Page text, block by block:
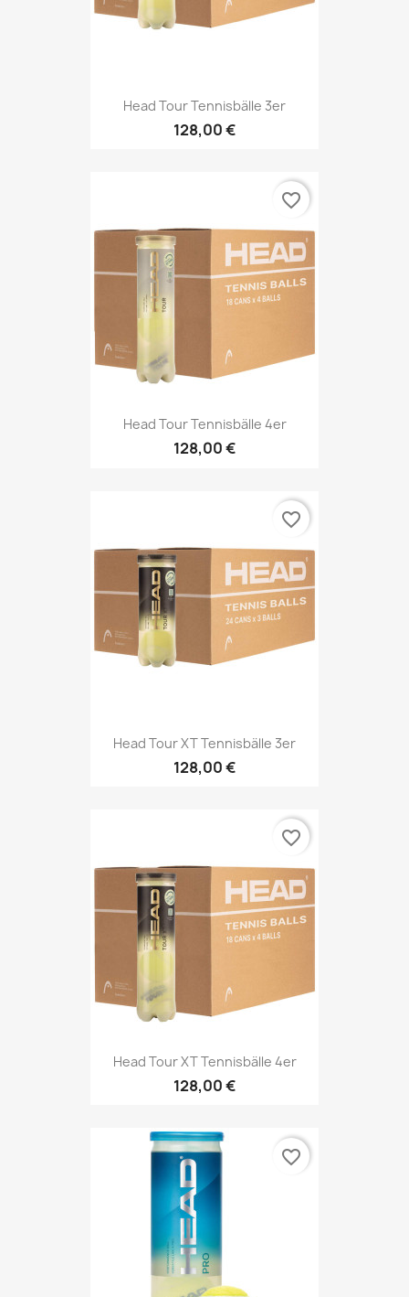
Head Tour Tennisbälle 3er
128,00 €
Head Tour Tennisbälle 4er
128,00 €
favorite_border
Head Tour XT Tennisbälle 3er
128,00 €
favorite_border
Head Tour XT Tennisbälle 4er
128,00 €
favorite_border
favorite_border